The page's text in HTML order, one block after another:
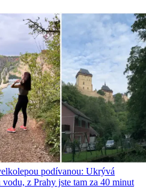
podívanou: Ukrývá
z Prahy jste tam za 40 minut